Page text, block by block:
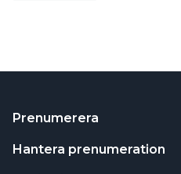
Prenumerera
Hantera prenumeration